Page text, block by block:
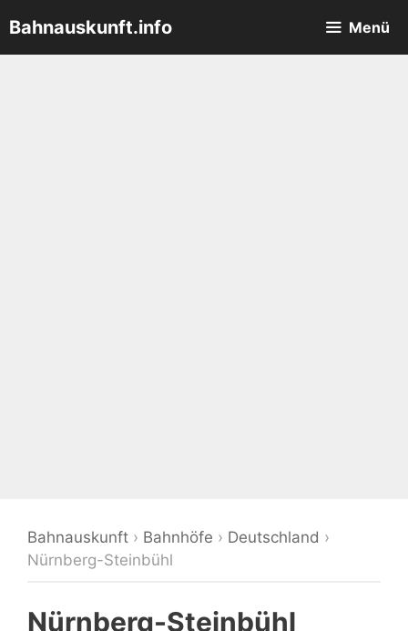
Inhalt
springen
Bahnauskunft.info Menü
Bahnauskunft › Bahnhöfe › Deutschland ›
Nürnberg-Steinbühl
Nürnberg-Steinbühl